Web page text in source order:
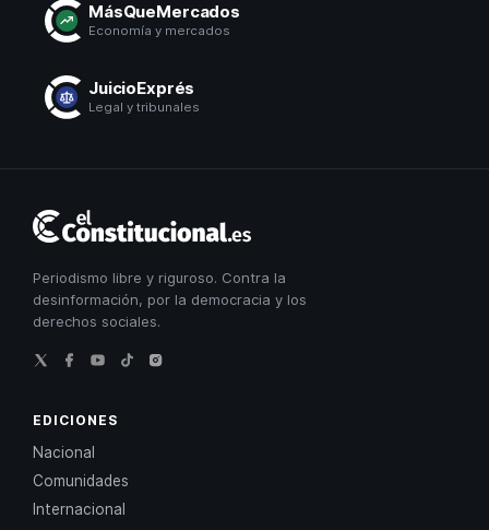
MásQueMercados
Economía y mercados
JuicioExprés
Legal y tribunales
Constitucional
Periodismo libre y riguroso. Contra la
desinformación, por la democracia y los
derechos sociales.
EDICIONES
Nacional
Comunidades
Internacional